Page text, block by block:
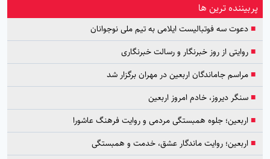
پربیننده ترین ها
■دعوت سه فوتبالیست ایلامی به تیم ملی نوجوانان
■روایتی از روز خبرنگار و رسالت خبرنگاری
■مراسم جاماندگان اربعین در مهران برگزار شد
■سنگر دیروز، خادم امروز اربعین
■ اربعین؛ جلوه همبستگی مردمی و روایت فرهنگ عاشورا
■ اربعین؛ روایت ماندگار عشق، خدمت و همبستگی